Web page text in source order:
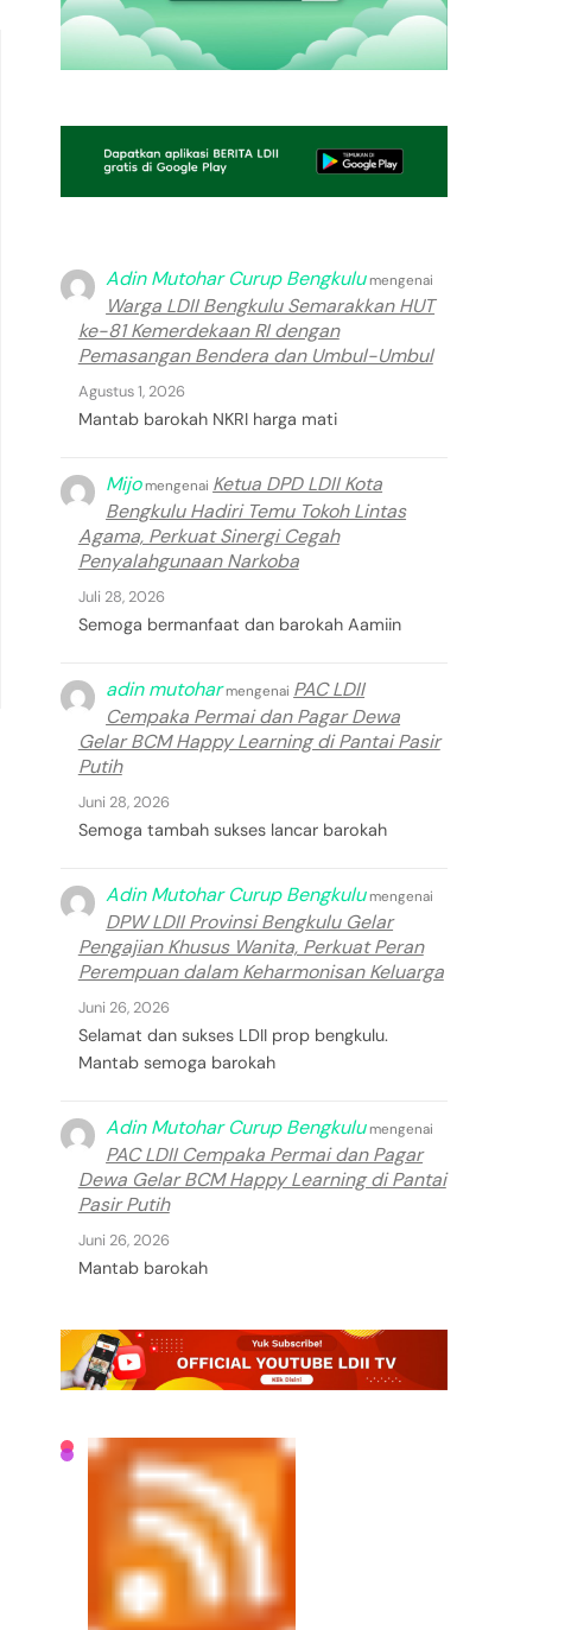
Adin Mutohar Curup Bengkulumengenai
Warga LDII Bengkulu Semarakkan HUT
ke-81 Kemerdekaan RI dengan
Pemasangan Bendera dan Umbul-Umbul
Agustus 1, 2026
Mantab barokah NKRI harga mati
Mijomengenai Ketua DPD LDII Kota
Bengkulu Hadiri Temu Tokoh Lintas
Agama, Perkuat Sinergi Cegah
Penyalahgunaan Narkoba
Juli 28, 2026
Semoga bermanfaat dan barokah Aamiin
adin mutoharmengenai PAC LDII
Cempaka Permai dan Pagar Dewa
Gelar BCM Happy Learning di Pantai Pasir
Putih
Juni 28, 2026
Semoga tambah sukses lancar barokah
Adin Mutohar Curup Bengkulumengenai
DPW LDII Provinsi Bengkulu Gelar
Pengajian Khusus Wanita, Perkuat Peran
Perempuan dalam Keharmonisan Keluarga
Juni 26, 2026
Selamat dan sukses LDII prop bengkulu.
Mantab semoga barokah
Adin Mutohar Curup Bengkulumengenai
PAC LDII Cempaka Permai dan Pagar
Dewa Gelar BCM Happy Learning di Pantai
Pasir Putih
Juni 26, 2026
Mantab barokah